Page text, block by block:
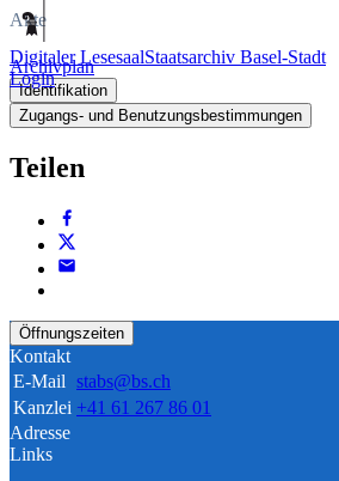
Digitaler LesesaalStaatsarchiv Basel-Stadt
Login
Akte
Archivplan
Identifikation
Zugangs- und Benutzungsbestimmungen
Teilen
Öffnungszeiten
Kontakt
E-Mail stabs@bs.ch
Kanzlei +41 61 267 86 01
Adresse
Links